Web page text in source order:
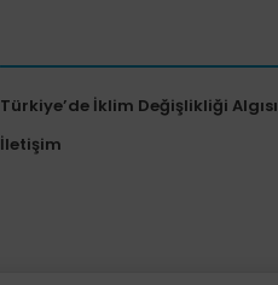
Türkiye’de İklim Değişlikliği Algısı
İletişim